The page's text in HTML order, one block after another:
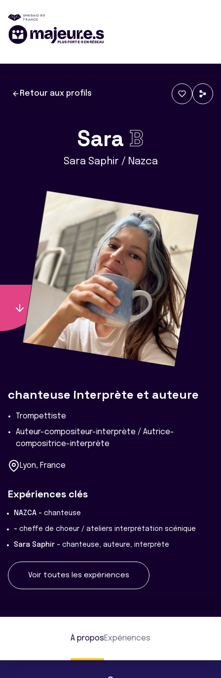
Retour aux profils
Sara B
Sara Saphir / Nazca
chanteuse interprète et auteure
Trompettiste
Auteur-compositeur-interprète / Autrice-
compositrice-interprète
Lyon, France
Expériences clés
NAZCA - chanteuse
- cheffe de choeur / ateliers interprétation scénique
Sara Saphir - chanteuse, auteure, interprète
Voir toutes les expériences
À proposExpériences